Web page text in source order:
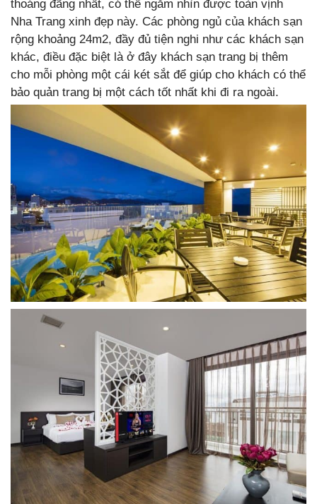
thoáng đãng nhất, có thể ngắm nhìn được toàn vịnh
Nha Trang xinh đẹp này. Các phòng ngủ của khách sạn
rộng khoảng 24m2, đầy đủ tiện nghi như các khách sạn
khác, điều đặc biệt là ở đây khách sạn trang bị thêm
cho mỗi phòng một cái két sắt để giúp cho khách có thể
bảo quản trang bị một cách tốt nhất khi đi ra ngoài.